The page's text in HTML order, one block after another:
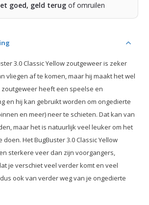
goed, geld terug of omruilen
3.0 Classic Yellow zoutgeweer is zeker
vliegen af te komen, maar hij maakt het wel
heeft een speelse en
en hij kan gebruikt worden om ongedierte
en meer) neer te schieten. Dat kan van
maar het is natuurlijk veel leuker om het
Het BugBuster 3.0 Classic Yellow
sterkere veer dan zijn voorgangers,
je verschiet veel verder komt en veel
ook van verder weg van je ongedierte